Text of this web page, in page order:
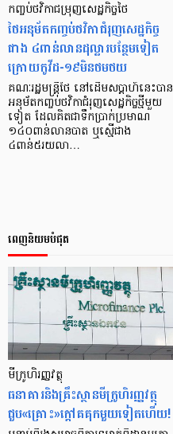
កញ្ចប់ថវិកាជម្រុញសេដ្ឋកិច្ចថៃ
ថៃអនុម័តកញ្ចប់ថវិកាជំរុញសេដ្ឋកិច្ច
ជាង ៤ពាន់លានដុល្លារបន្ថែមទៀត
ក្រោយកូវីដ-១៩មិនថមថយ
គណៈរដ្ឋមន្ត្រីថៃ នៅដើមសប្តាហ៍នេះបាន
អនុម័តកញ្ចប់ថវិកាជំរុញសេដ្ឋកិច្ចថ្មីមួយ
ទៀត ដែលគិតជាទឹកប្រាក់ប្រមាណ
១៤០ពាន់លានបាត ឬស្មើជាង
៤ពាន់៥រយលា…
ពេញនិយមបំផុត
មីក្រូ​ហិរញ្ញវត្ថុ
ធនាគារ​និង​គ្រឹះស្ថាន​មីក្រូ​ហិរញ្ញវត្ថុ​
ជួប«គ្រោះ»ក្តៅ​គគុក​មួយ​ទៀត​ហើយ!